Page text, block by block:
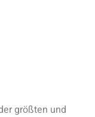
größten und